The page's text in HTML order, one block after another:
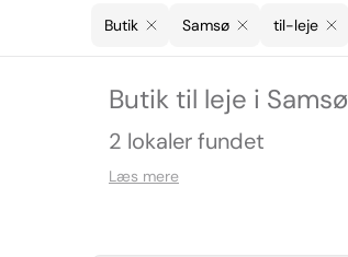
Butik Samsø til-leje
Butik til leje i Samsø
2 lokaler fundet
Læs mere